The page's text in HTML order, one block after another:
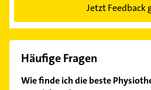
Jetzt Feedback
Häufige Fragen
Wie finde ich die beste